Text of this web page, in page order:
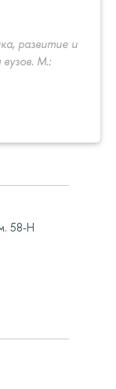
развитие и
М.:
58-Н